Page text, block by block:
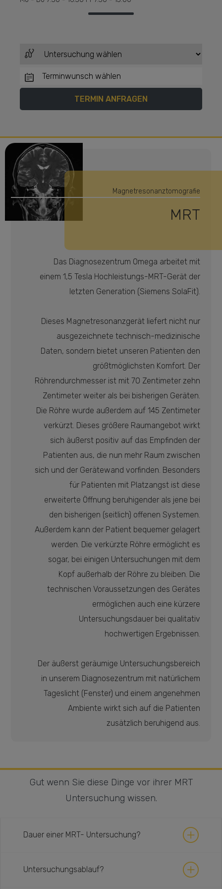
Magnetresonanztomografie
MRT
Das Diagnosezentrum Omega arbeitet mit
einem 1,5 Tesla Hochleistungs-MRT-Gerät der
letzten Generation (Siemens SolaFit).
Dieses Magnetresonanzgerät liefert nicht nur
ausgezeichnete technisch-medizinische
Daten, sondern bietet unseren Patienten den
größtmöglichsten Komfort. Der
Röhrendurchmesser ist mit 70 Zentimeter zehn
Zentimeter weiter als bei bisherigen Geräten.
Die Röhre wurde außerdem auf 145 Zentimeter
verkürzt. Dieses größere Raumangebot wirkt
sich äußerst positiv auf das Empfinden der
Patienten aus, die nun mehr Raum zwischen
sich und der Gerätewand vorfinden. Besonders
für Patienten mit Platzangst ist diese
erweiterte Öffnung beruhigender als jene bei
den bisherigen (seitlich) offenen Systemen.
Außerdem kann der Patient bequemer gelagert
werden. Die verkürzte Röhre ermöglicht es
sogar, bei einigen Untersuchungen mit dem
Kopf außerhalb der Röhre zu bleiben. Die
technischen Voraussetzungen des Gerätes
ermöglichen auch eine kürzere
Untersuchungsdauer bei qualitativ
hochwertigen Ergebnissen.
Der äußerst geräumige Untersuchungsbereich
in unserem Diagnosezentrum mit natürlichem
Tageslicht (Fenster) und einem angenehmen
Ambiente wirkt sich auf die Patienten
zusätzlich beruhigend aus.
Gut wenn Sie diese Dinge vor ihrer MRT
Untersuchung wissen.
Dauer einer MRT- Untersuchung?
Die Untersuchungen dauern meist 15- 30
Minuten, muss Kontrastmittel verabreicht werden
Untersuchungsablauf?